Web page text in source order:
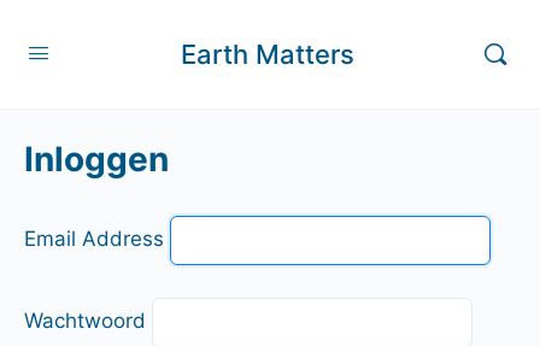
Earth Matters
Inloggen
Email Address
Wachtwoord